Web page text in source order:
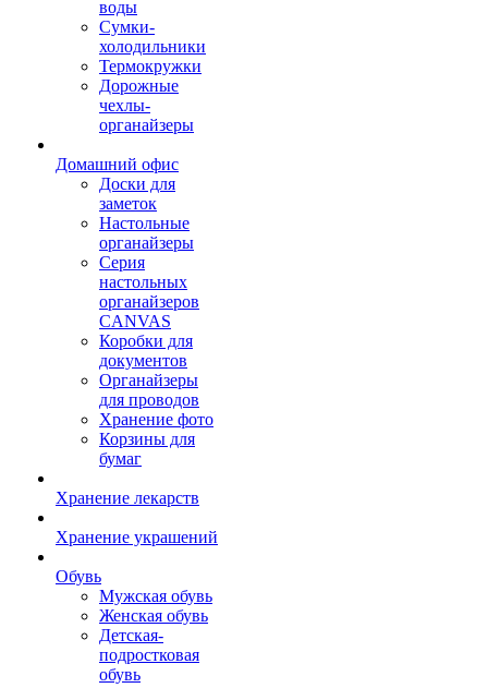
воды
Сумки-
холодильники
Термокружки
Дорожные
чехлы-
органайзеры
Домашний офис
Доски для
заметок
Настольные
органайзеры
Серия
настольных
органайзеров
CANVAS
Коробки для
документов
Органайзеры
для проводов
Хранение фото
Корзины для
бумаг
Хранение лекарств
Хранение украшений
Обувь
Мужская обувь
Женская обувь
Детская-
подростковая
обувь